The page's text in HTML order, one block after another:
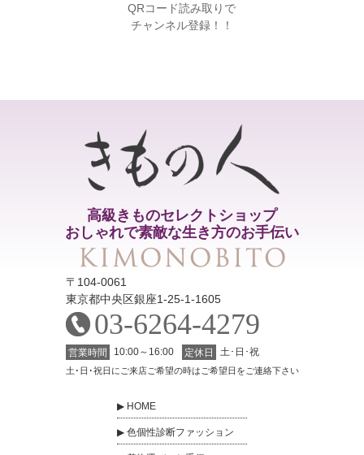
QRコード読み取りで
チャンネル登録！！
高級きものセレクトショップ
おしゃれで素敵な生き方のお手伝い
〒104-0061
東京都中央区銀座1-25-1-1605
03-6264-4279
営業時間 10:00～16:00 定休日 土･日･祝
土･日･祝日にご来店ご希望の時はご希望日をご連絡下さい
HOME
色個性診断ファッション